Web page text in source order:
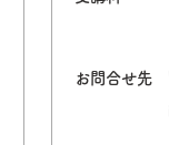
お問合せ先